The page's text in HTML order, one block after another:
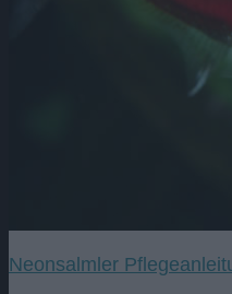
Neonsalmler